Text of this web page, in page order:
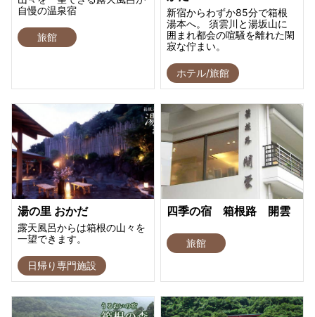
自慢の温泉宿
旅館
新宿からわずか85分で箱根
湯本へ。 須雲川と湯坂山に
囲まれ都会の喧騒を離れた閑
寂な佇まい。
ホテル/旅館
湯の里 おかだ
露天風呂からは箱根の山々を
一望できます。
日帰り専門施設
四季の宿 箱根路 開雲
旅館